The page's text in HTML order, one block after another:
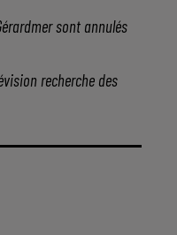
sont annulés
recherche des